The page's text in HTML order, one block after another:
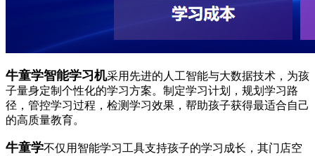
牛童学智能学习机采用先进的人工智能与大数据技术，为孩
子量身定制个性化的学习方案。制定学习计划，规划学习路
径，管控学习过程，检测学习效果，帮助孩子获得最适合自己
的高质量教育。
牛童学不仅用智能学习工具支持孩子的学习成长，其门店空